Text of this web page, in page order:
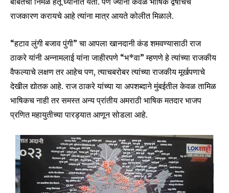
राजकारण करायचे आहे त्यांना मात्र आयते कोलीत मिळाले.
“हटाव लुंगी बजाव पुंगी” चा आपला खानदानी कंड शमवण्यासाठी राज
ठाकरे यांनी अन्नामलाई यांना जाहीरपणे “भ*वा” म्हणणे हे त्यांच्या राजकीय
वैफल्याचे लक्षण तर आहेच पण, त्याचबरोबर त्यांच्या राजकीय मूर्खपणाचे
देखील द्योतक आहे. राज ठाकरे यांच्या या अपशब्दाने मुंबईतील केवळ तामिळ
भाषिकच नाही तर समस्त अन्य प्रांतीय अमराठी भाषिक मतदार भाजप
प्रणित महायुतीच्या पारड्यात आणून सोडला आहे.